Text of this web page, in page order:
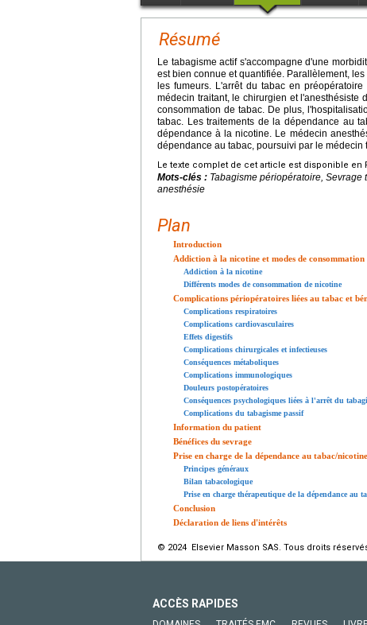
Résumé
Le tabagisme actif s'accompagne d'une
est bien connue et quantifiée. Parallèlement,
les fumeurs. L'arrêt du tabac en
médecin traitant, le chirurgien et l'anesthésiste
consommation de tabac. De plus,
tabac. Les traitements de la dépendance au
dépendance à la nicotine. Le médecin
dépendance au tabac, poursuivi par le
Le texte complet de cet article est disponible en
Mots-clés : Tabagisme périopératoire,
anesthésie
Plan
Introduction
Addiction à la nicotine et modes de consommation
Addiction à la nicotine
Différents modes de consommation de nicotine
Complications périopératoires liées au tabac et
Complications respiratoires
Complications cardiovasculaires
Effets digestifs
Complications chirurgicales et infectieuses
Conséquences métaboliques
Complications immunologiques
Douleurs postopératoires
Conséquences psychologiques liées à l'arrêt du
Complications du tabagisme passif
Information du patient
Bénéfices du sevrage
Prise en charge de la dépendance au tabac/nicotine
Principes généraux
Bilan tabacologique
Prise en charge thérapeutique de la dépendance au
Conclusion
Déclaration de liens d'intérêts
© 2024 Elsevier Masson SAS. Tous droits
ACCÈS RAPIDES